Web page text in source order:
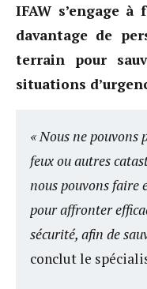
IFAW s’engage
davantage de
terrain pour
situations
« Nous ne pouvons
feux ou autres
nous pouvons faire
pour affronter
sécurité, afin de
conclut le